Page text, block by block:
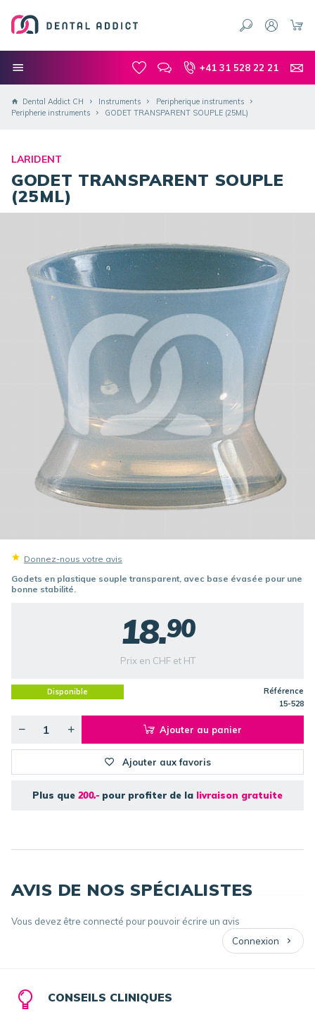
+41 31 528 22 21
Dental Addict CH Instruments
Peripherique instruments
Peripherie instruments
GODET TRANSPARENT SOUPLE (25ML)
LARIDENT
GODET TRANSPARENT SOUPLE
(25ML)
Donnez-nous votre avis
Godets en plastique souple transparent, avec base évasée pour une
bonne stabilité.
18.90
Prix en CHF et HT
Disponible
Référence
15-528
Ajouter au panier
Ajouter aux favoris
Plus que 200.- pour profiter de la livraison gratuite
AVIS DE NOS SPÉCIALISTES
Vous devez être connecté pour pouvoir écrire un avis
Connexion
CONSEILS CLINIQUES